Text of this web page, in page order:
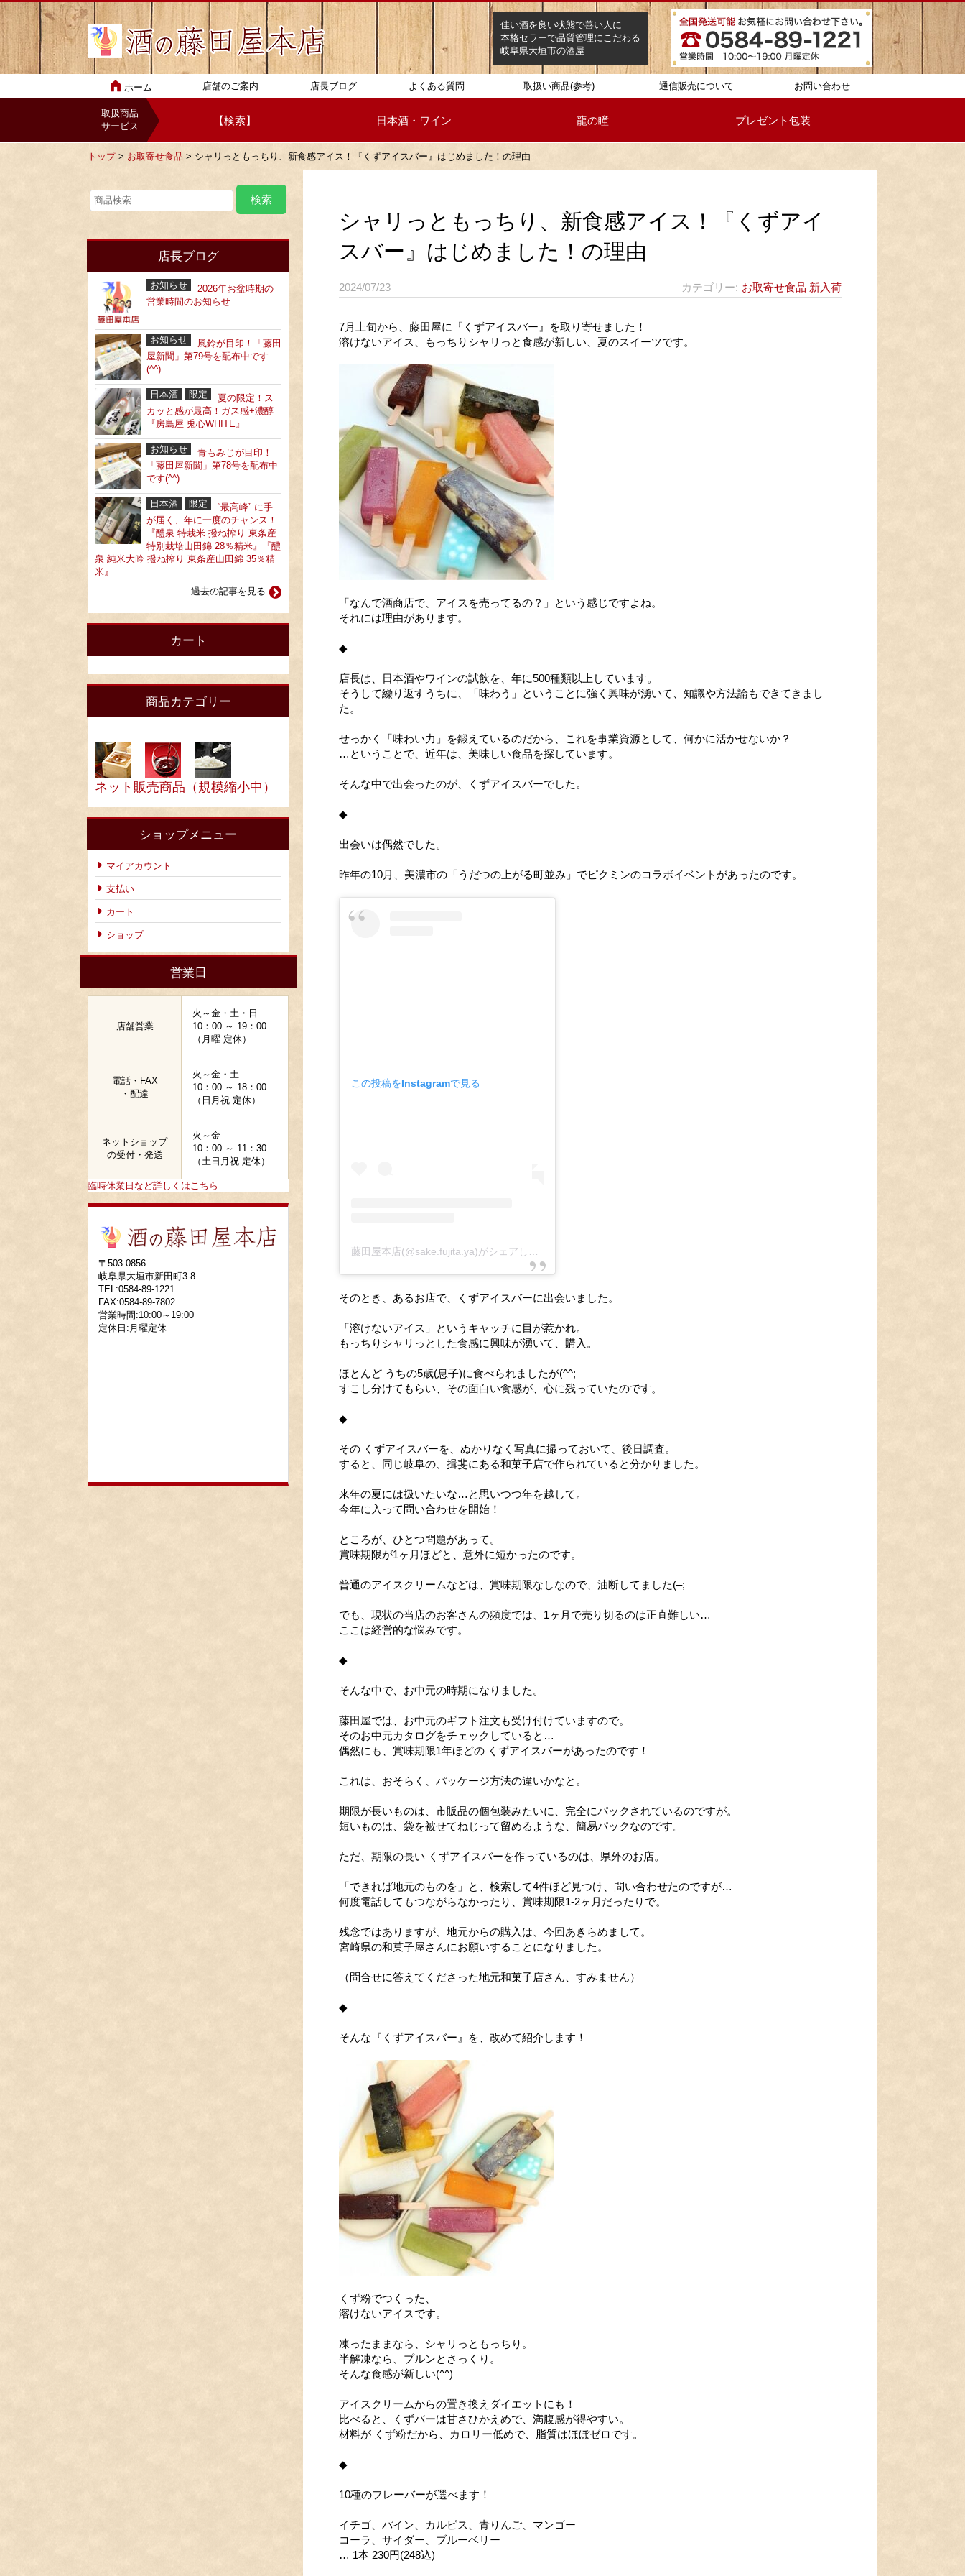
佳い酒を良い状態で善い人に
本格セラーで品質管理にこだわる
岐阜県大垣市の酒屋
ホーム 店舗のご案内 店長ブログ よくある質問 取扱い商品(参考) 通信販売について お問い合わせ
取扱商品
サービス
【検索】 日本酒・ワイン 龍の瞳 プレゼント包装
トップ> お取寄せ食品 > シャリっともっちり、新食感アイス！『くずアイスバー』はじめました！の理由
シャリっともっちり、新食感アイス！『くずアイ
スバー』はじめました！の理由
2024/07/23 カテゴリー お取寄せ食品 新入荷
7月上旬から、藤田屋に『くずアイスバー』を取り寄せました！
溶けないアイス、もっちりシャリっと食感が新しい、夏のスイーツです。
「なんで酒商店で、アイスを売ってるの？」という感じですよね。
それには理由があります。
◆
店長は、日本酒やワインの試飲を、年に500種類以上しています。
そうして繰り返すうちに、「味わう」ということに強く興味が湧いて、知識や方法論もできてきまし
た。
せっかく「味わい力」を鍛えているのだから、これを事業資源として、何かに活かせないか？
…ということで、近年は、美味しい食品を探しています。
そんな中で出会ったのが、くずアイスバーでした。
◆
出会いは偶然でした。
昨年の10月、美濃市の「うだつの上がる町並み」でピクミンのコラボイベントがあったのです。
この投稿をInstagramで見る
そのとき、あるお店で、くずアイスバーに出会いました。
「溶けないアイス」というキャッチに目が惹かれ。
もっちりシャリっとした食感に興味が湧いて、購入。
ほとんど うちの5歳(息子)に食べられましたが(^^;
すこし分けてもらい、その面白い食感が、心に残っていたのです。
◆
その くずアイスバーを、ぬかりなく写真に撮っておいて、後日調査。
すると、同じ岐阜の、揖斐にある和菓子店で作られていると分かりました。
来年の夏には扱いたいな…と思いつつ年を越して。
今年に入って問い合わせを開始！
ところが、ひとつ問題があって。
賞味期限が1ヶ月ほどと、意外に短かったのです。
普通のアイスクリームなどは、賞味期限なしなので、油断してました(–;
でも、現状の当店のお客さんの頻度では、1ヶ月で売り切るのは正直難しい…
ここは経営的な悩みです。
◆
そんな中で、お中元の時期になりました。
藤田屋では、お中元のギフト注文も受け付けていますので。
そのお中元カタログをチェックしていると…
偶然にも、賞味期限1年ほどの くずアイスバーがあったのです！
これは、おそらく、パッケージ方法の違いかなと。
期限が長いものは、市販品の個包装みたいに、完全にパックされているのですが。
短いものは、袋を被せてねじって留めるような、簡易パックなのです。
ただ、期限の長い くずアイスバーを作っているのは、県外のお店。
「できれば地元のものを」と、検索して4件ほど見つけ、問い合わせたのですが…
何度電話してもつながらなかったり、賞味期限1-2ヶ月だったりで。
残念ではありますが、地元からの購入は、今回あきらめまして。
宮崎県の和菓子屋さんにお願いすることになりました。
（問合せに答えてくださった地元和菓子店さん、すみません）
◆
そんな『くずアイスバー』を、改めて紹介します！
くず粉でつくった、
溶けないアイスです。
凍ったままなら、シャリっともっちり。
半解凍なら、プルンとさっくり。
そんな食感が新しい(^^)
アイスクリームからの置き換えダイエットにも！
比べると、くずバーは甘さひかえめで、満腹感が得やすい。
材料が くず粉だから、カロリー低めで、脂質はほぼゼロです。
◆
10種のフレーバーが選べます！
イチゴ、パイン、カルピス、青りんご、マンゴー
コーラ、サイダー、ブルーベリー
… 1本 230円(248込)
店長ブログ
お知らせ
2026年お盆時期の
営業時間のお知らせ
お知らせ
風鈴が目印！「藤田
屋新聞」第79号を配布中です
(^^)
日本酒 限定
夏の限定！ス
カッと感が最高！ガス感+濃醇
『房島屋 兎心WHITE』
お知らせ
青もみじが目印！
「藤田屋新聞」第78号を配布中
です(^^)
日本酒 限定
“最高峰” に手
が届く、年に一度のチャンス！
『醴泉 特栽米 撥ね搾り 東条産
特別栽培山田錦 28％精米』『醴
泉 純米大吟 撥ね搾り 東条産山田錦 35％精
米』
過去の記事を見る
カート
商品カテゴリー
ネット販売商品（規模縮小中）
ショップメニュー
マイアカウント
支払い
カート
ショップ
営業日
店舗営業
火～金・土・日
10：00 ～ 19：00
（月曜 定休）
電話・FAX
・配達
火～金・土
10：00 ～ 18：00
（日月祝 定休）
ネットショップ
の受付・発送
火～金
10：00 ～ 11：30
（土日月祝 定休）
臨時休業日など詳しくはこちら
〒503-0856
岐阜県大垣市新田町3-8
TEL:0584-89-1221
FAX:0584-89-7802
営業時間:10:00～19:00
定休日:月曜定休